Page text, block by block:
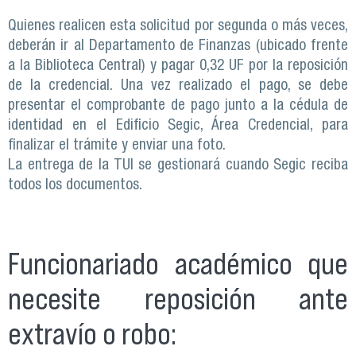
Quienes realicen esta solicitud por segunda o más veces,
deberán ir al Departamento de Finanzas (ubicado frente
a la Biblioteca Central) y pagar 0,32 UF por la reposición
de la credencial. Una vez realizado el pago, se debe
presentar el comprobante de pago junto a la cédula de
identidad en el Edificio Segic, Área Credencial, para
finalizar el trámite y enviar una foto.
La entrega de la TUI se gestionará cuando Segic reciba
todos los documentos.
Funcionariado académico que
necesite reposición ante
extravío o robo: